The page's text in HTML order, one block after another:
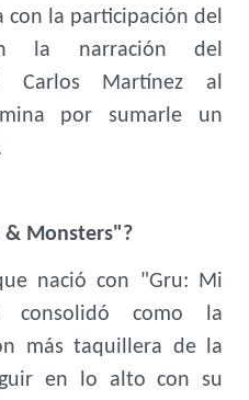
con la participación del
la narración del
Carlos Martínez al
por sumarle un
Monsters"?
nació con "Gru: Mi
consolidó como la
más taquillera de la
en lo alto con su